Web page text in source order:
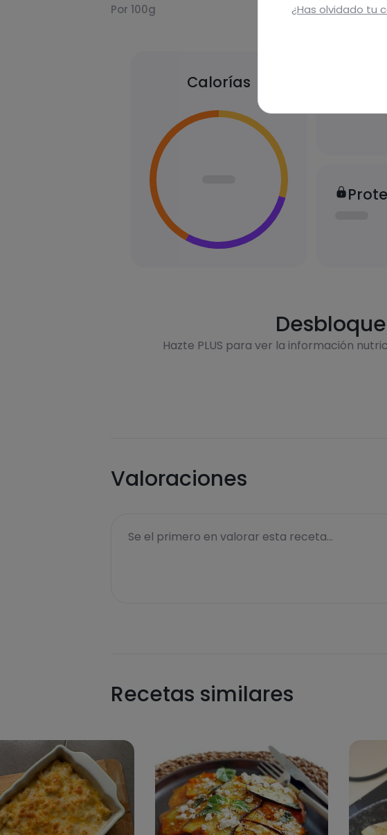
Por 100g
Calorías
Hazte PLUS para ver la información
Valoraciones
Se el primero en valorar esta receta...
Recetas similares
¿Has olvidado tu